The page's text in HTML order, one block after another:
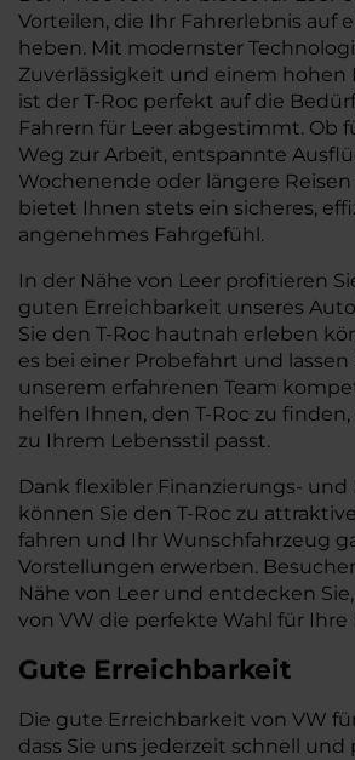
Vorteilen, die Ihr Fahrerlebnis auf
heben. Mit modernster
Zuverlässigkeit und einem hohen
ist der T-Roc perfekt auf die
Fahrern für Leer abgestimmt. Ob
Weg zur Arbeit, entspannte
Wochenende oder längere Reisen
bietet Ihnen stets ein sicheres,
angenehmes Fahrgefühl.
In der Nähe von Leer profitieren
guten Erreichbarkeit unseres
Sie den T-Roc hautnah erleben
es bei einer Probefahrt und lassen
unserem erfahrenen Team
helfen Ihnen, den T-Roc zu
zu Ihrem Lebensstil passt.
Dank flexibler Finanzierungs-
können Sie den T-Roc zu
fahren und Ihr Wunschfahrzeug
Vorstellungen erwerben.
Nähe von Leer und entdecken
von VW die perfekte Wahl für Ihre
Gute Erreichbarkeit
Die gute Erreichbarkeit von VW
dass Sie uns jederzeit schnell und